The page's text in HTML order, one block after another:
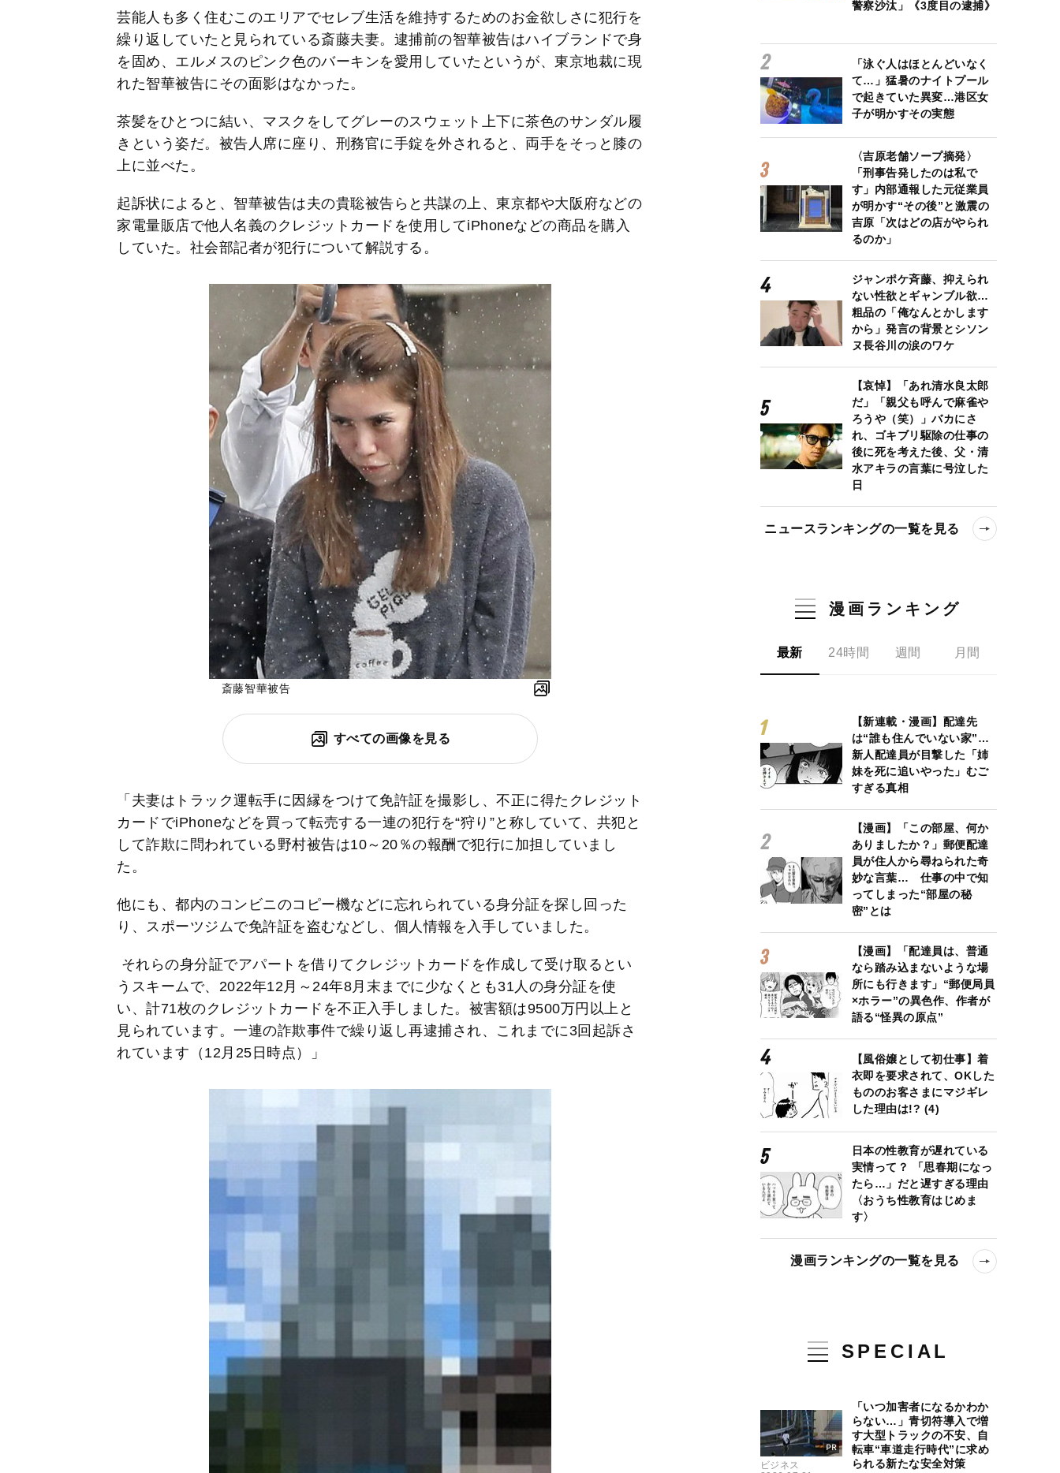
芸能人も多く住むこのエリアでセレブ生活を維持するためのお金欲しさに犯行を
繰り返していたと見られている斎藤夫妻。逮捕前の智華被告はハイブランドで身
を固め、エルメスのピンク色のバーキンを愛用していたというが、東京地裁に現
れた智華被告にその面影はなかった。
茶髪をひとつに結い、マスクをしてグレーのスウェット上下に茶色のサンダル履
きという姿だ。被告人席に座り、刑務官に手錠を外されると、両手をそっと膝の
上に並べた。
起訴状によると、智華被告は夫の貴聡被告らと共謀の上、東京都や大阪府などの
家電量販店で他人名義のクレジットカードを使用してiPhoneなどの商品を購入
していた。社会部記者が犯行について解説する。
斎藤智華被告
すべての画像を見る
「夫妻はトラック運転手に因縁をつけて免許証を撮影し、不正に得たクレジット
カードでiPhoneなどを買って転売する一連の犯行を“狩り”と称していて、共犯と
して詐欺に問われている野村被告は10～20％の報酬で犯行に加担していまし
た。
他にも、都内のコンビニのコピー機などに忘れられている身分証を探し回った
り、スポーツジムで免許証を盗むなどし、個人情報を入手していました。
それらの身分証でアパートを借りてクレジットカードを作成して受け取るとい
うスキームで、2022年12月～24年8月末までに少なくとも31人の身分証を使
い、計71枚のクレジットカードを不正入手しました。被害額は9500万円以上と
見られています。一連の詐欺事件で繰り返し再逮捕され、これまでに3回起訴さ
れています（12月25日時点）」
警察沙汰」《3度目の逮捕》
「泳ぐ人はほとんどいなく
て…」猛暑のナイトプール
で起きていた異変…港区女
子が明かすその実態
〈吉原老舗ソープ摘発〉
「刑事告発したのは私で
す」内部通報した元従業員
が明かす“その後”と激震の
吉原「次はどの店がやられ
るのか」
ジャンポケ斉藤、抑えられ
ない性欲とギャンブル欲…
粗品の「俺なんとかします
から」発言の背景とシソン
ヌ長谷川の涙のワケ
【哀悼】「あれ清水良太郎
だ」「親父も呼んで麻雀や
ろうや（笑）」バカにさ
れ、ゴキブリ駆除の仕事の
後に死を考えた後、父・清
水アキラの言葉に号泣した
日
ニュースランキングの一覧を見る
漫画ランキング
最新 24時間 週間 月間
【新連載・漫画】配達先
は“誰も住んでいない家”…
新人配達員が目撃した「姉
妹を死に追いやった」むご
すぎる真相
【漫画】「この部屋、何か
ありましたか？」郵便配達
員が住人から尋ねられた奇
妙な言葉… 仕事の中で知
ってしまった“部屋の秘
密”とは
【漫画】「配達員は、普通
なら踏み込まないような場
所にも行きます」“郵便局員
×ホラー”の異色作、作者が
語る“怪異の原点”
【風俗嬢として初仕事】着
衣即を要求されて、OKした
もののお客さまにマジギレ
した理由は!? (4)
日本の性教育が遅れている
実情って？ 「思春期になっ
たら…」だと遅すぎる理由
〈おうち性教育はじめま
す〉
漫画ランキングの一覧を見る
SPECIAL
ビジネス
「いつ加害者になるかわか
らない…」青切符導入で増
す大型トラックの不安、自
転車“車道走行時代”に求め
られる新たな安全対策